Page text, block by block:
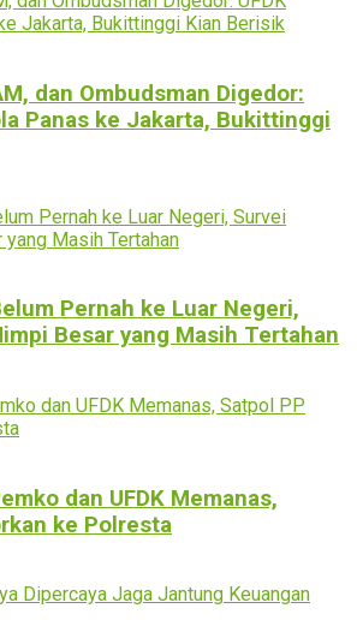
dan Ombudsman Digedor:
Panas ke Jakarta, Bukittinggi
Pernah ke Luar Negeri,
Besar yang Masih Tertahan
dan UFDK Memanas,
ke Polresta